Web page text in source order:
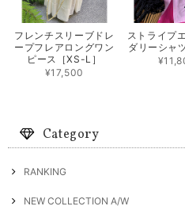
フレンチスリーブドレ
ープフレアロングワン
ピース［XS-L］
¥17,500
ストライプ
ダリーシャ
Category
RANKING
NEW COLLECTION A/W